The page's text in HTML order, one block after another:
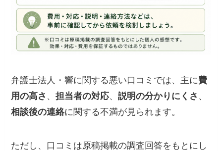
弁護士法人・響に関する悪い口コミでは、主に費
用の高さ 、担当者の対応、説明の分かりにくさ 、
相談後の連絡に関する不満が見られます。
ただし、口コミは原稿掲載の調査回答をもとにし